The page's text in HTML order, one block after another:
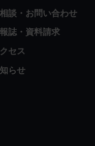
談・お問い合わせ
誌・資料請求
セス
らせ